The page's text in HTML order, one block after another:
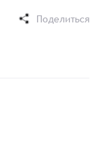
Поделиться